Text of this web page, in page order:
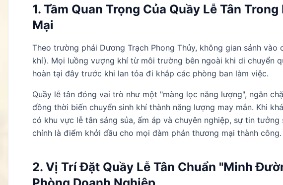
1. Tầm Quan Trọng Của Quầy Lễ Tân
Mại
Theo trường phái Dương Trạch Phong Thủy, không gian sảnh
khí). Mọi luồng vượng khí từ môi trường bên ngoài khi di chuyển
hoàn tại đây trước khi lan tỏa đi khắp các phòng ban làm việc.
Quầy lễ tân đóng vai trò như một "màng lọc năng lượng", ngăn
đồng thời biến chuyển sinh khí thành năng lượng may mắn. Khi
có khu vực lễ tân sáng sủa, ấm áp và chuyên nghiệp, sự tin
chính là điểm khởi đầu cho mọi đàm phán thương mại thành công.
2. Vị Trí Đặt Quầy Lễ Tân Chuẩn "Minh